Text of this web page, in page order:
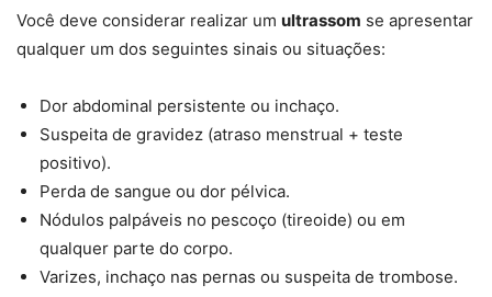
Você deve considerar realizar um ultrassom se apresentar
qualquer um dos seguintes sinais ou situações:
Dor abdominal persistente ou inchaço.
Suspeita de gravidez (atraso menstrual + teste
positivo).
Perda de sangue ou dor pélvica.
Nódulos palpáveis no pescoço (tireoide) ou em
qualquer parte do corpo.
Varizes, inchaço nas pernas ou suspeita de trombose.